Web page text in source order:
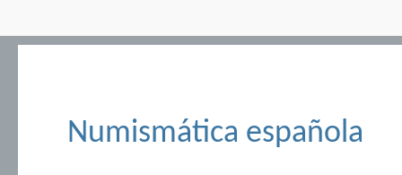
Numismática española